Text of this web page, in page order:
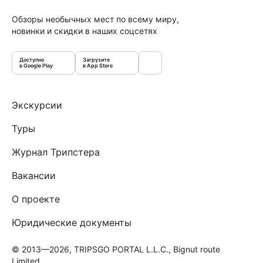
Обзоры необычных мест по всему миру,
новинки и скидки в наших соцсетях
Доступно
в Google Play
Загрузите
в App Store
Экскурсии
Туры
Журнал Трипстера
Вакансии
О проекте
Юридические документы
© 2013—2026, TRIPSGO PORTAL L.L.C., Bignut route
Limited